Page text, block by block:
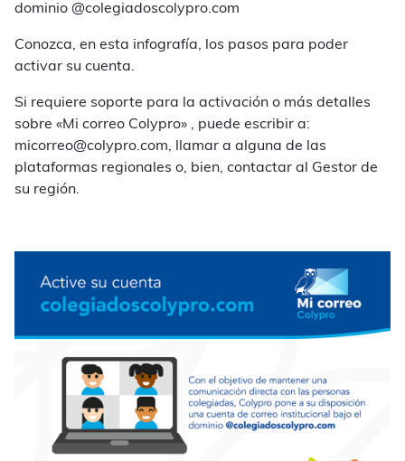
dominio @colegiadoscolypro.com
Conozca, en esta infografía, los pasos para poder
activar su cuenta.
Si requiere soporte para la activación o más detalles
sobre «Mi correo Colypro» , puede escribir a:
micorreo@colypro.com, llamar a alguna de las
plataformas regionales o, bien, contactar al Gestor de
su región.